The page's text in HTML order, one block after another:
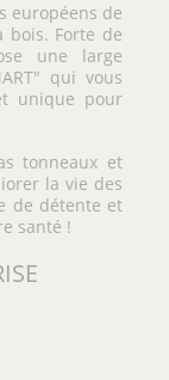
européens de
bois. Forte de
une large
qui vous
unique pour
tonneaux et
la vie des
de détente et
santé !